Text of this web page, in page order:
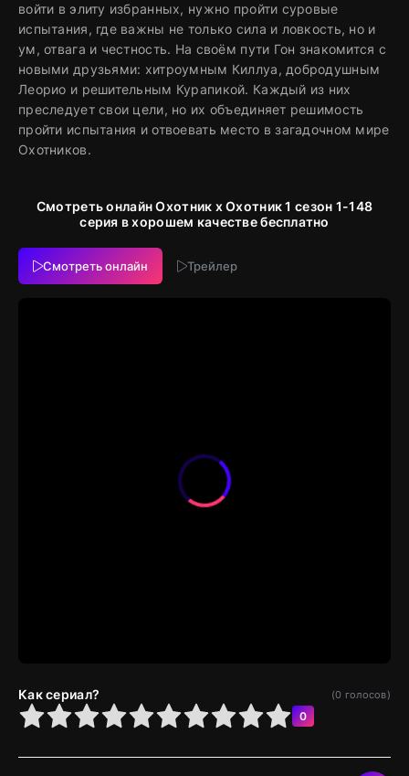
войти в элиту избранных, нужно пройти суровые
испытания, где важны не только сила и ловкость, но и
ум, отвага и честность. На своём пути Гон знакомится с
новыми друзьями: хитроумным Киллуа, добродушным
Леорио и решительным Курапикой. Каждый из них
преследует свои цели, но их объединяет решимость
пройти испытания и отвоевать место в загадочном мире
Охотников.
Смотреть онлайн Охотник х Охотник 1 сезон 1-148
серия в хорошем качестве бесплатно
Смотреть онлайн Трейлер
Как сериал? (0 голосов)
5 6 7 8 9 10 0